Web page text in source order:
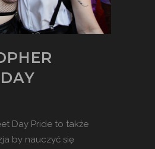
Day Pride to także
by nauczyć się